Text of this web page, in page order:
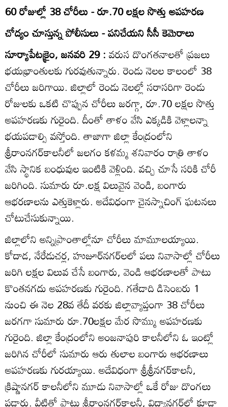
60 రోజుల్లో 38 చోరీలు - రూ.70 లక్షల సొత్తు అపహరణ
చోద్యం చూస్తున్న పోలీసులు - పనిచేయని సీసీ కెమెరాలు
సూర్యాపేటక్రైం, జనవరి 29 :వరుస దొంగతనాలతో ప్రజలు
భయభ్రాంతులకు గురవుతున్నారు. రెండు నెలల కాలంలో 38
చోరీలు జరిగాయి. జిల్లాలో రెండు నెలల్లో సరాసరిగా రెండు
రోజులకు ఒకటి చొప్పున చోరీలు జరగ్గా, రూ.70 లక్షల సొత్తు
అపహరణకు గురైంది. దీంతో తాళం వేసి ఎక్కడికి వెళ్లాలన్నా
భయపడాల్సి వస్తోంది. తాజాగా జిల్లా కేంద్రంలోని
శ్రీరాంనగర్‌కాలనీలో జలగం కళమ్మ శనివారం రాత్రి తాళం
వేసి స్థానిక బంధువుల ఇంటికి వెళ్లింది. వచ్చి చూసే సరికి చోరీ
జరిగింది. సుమారు రూ.లక్ష విలువైన వెండి, బంగారు
ఆభరణాలను ఎత్తుకెళ్లారు. అదేవిధంగా చైనస్నాచింగ్‌ ఘటనలు
చోటుచేసుకున్నాయి.
జిల్లాలోని అన్నిప్రాంతాల్లోనూ చోరీలు మామూలయ్యాయి.
కోదాడ, నేరేడుచర్ల, హుజూర్‌నగర్‌లలో పలు నివాసాల్లో చోరీలు
జరిగి లక్షల విలువ చేసే బంగారు, వెండి ఆభరణాలతో పాటు
కొంతనగదు అపహరణకు గురైంది. గతేడాది డిసెంబరు 1
నుంచి ఈ నెల 28వ తేదీ వరకు జిల్లావ్యాప్తంగా 38 చోరీలు
జరగగా సుమారు రూ.70లక్షల మేర సొమ్ము అపహరణకు
గురైంది. జిల్లా కేంద్రంలోని అంజనాపురి కాలనీలోని ఓ ఇంట్లో
జరిగిన చోరీలో సుమారు ఆరు తులాల బంగారు ఆభరణాలు
అపహరణకు గురయ్యాయి. అదేవిధంగా శ్రీశ్రీనగర్‌కాలనీ,
క్రిష్ణానగర్‌ కాలనీలోని మూడు నివాసాల్లో ఒకే రోజు దొంగలు
పడ్డారు. వీటితో పాటు శ్రీరాంనగర్‌కాలనీ, విద్యానగర్‌లో కూడా